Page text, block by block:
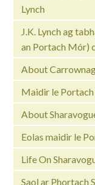
Lynch
J.K. Lynch ag
an Portach Mór)
About
Maidir le Portach
About
Eolas maidir le
Life On
Saol ar Phortach